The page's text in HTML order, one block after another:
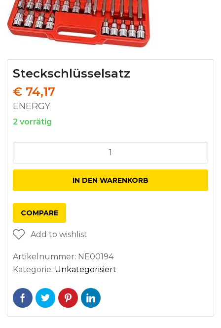
Steckschlüsselsatz
€ 74,17
ENERGY
2 vorrätig
Menge
IN DEN WARENKORB
COMPARE
Add to wishlist
Artikelnummer: NE00194
Kategorie: Unkategorisiert